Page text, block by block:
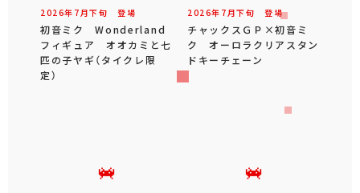
2026年 7 月下旬 登場
初音ミク Wonderland
フィギュア オオカミと七
匹の子ヤギ（タイクレ限
定）
2026年 7 月下旬 登場
チャックスＧＰ×初音ミ
ク オーロラクリアスタン
ドキーチェーン